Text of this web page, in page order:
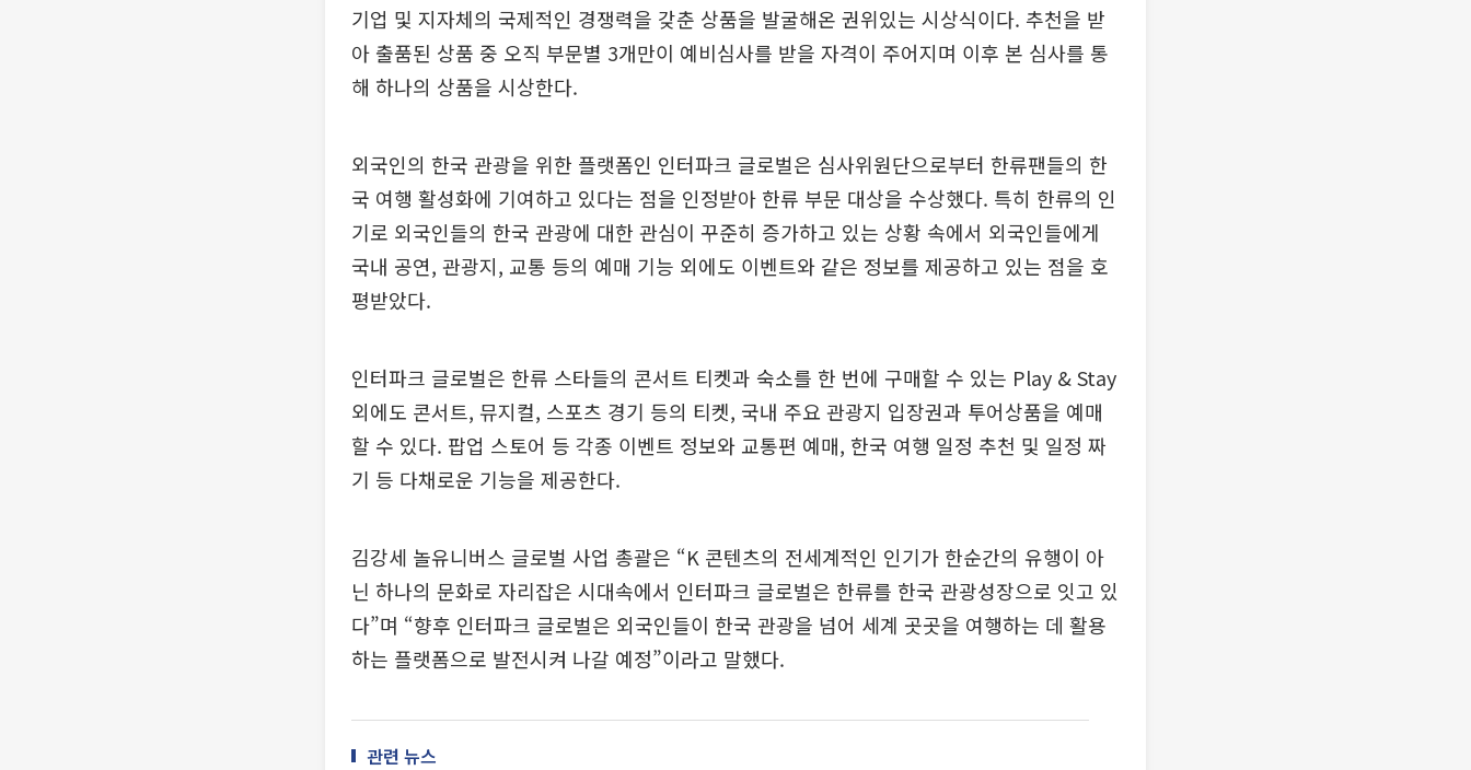
기업 및 지자체의 국제적인 경쟁력을 갖춘 상품을 발굴해온 권위있는 시상식이다. 추천을 받
아 출품된 상품 중 오직 부문별 3개만이 예비심사를 받을 자격이 주어지며 이후 본 심사를 통
해 하나의 상품을 시상한다.
외국인의 한국 관광을 위한 플랫폼인 인터파크 글로벌은 심사위원단으로부터 한류팬들의 한
국 여행 활성화에 기여하고 있다는 점을 인정받아 한류 부문 대상을 수상했다. 특히 한류의 인
기로 외국인들의 한국 관광에 대한 관심이 꾸준히 증가하고 있는 상황 속에서 외국인들에게
국내 공연, 관광지, 교통 등의 예매 기능 외에도 이벤트와 같은 정보를 제공하고 있는 점을 호
평받았다.
인터파크 글로벌은 한류 스타들의 콘서트 티켓과 숙소를 한 번에 구매할 수 있는 Play & Stay
외에도 콘서트, 뮤지컬, 스포츠 경기 등의 티켓, 국내 주요 관광지 입장권과 투어상품을 예매
할 수 있다. 팝업 스토어 등 각종 이벤트 정보와 교통편 예매, 한국 여행 일정 추천 및 일정 짜
기 등 다채로운 기능을 제공한다.
김강세 놀유니버스 글로벌 사업 총괄은 “K 콘텐츠의 전세계적인 인기가 한순간의 유행이 아
닌 하나의 문화로 자리잡은 시대속에서 인터파크 글로벌은 한류를 한국 관광성장으로 잇고 있
다”며 “향후 인터파크 글로벌은 외국인들이 한국 관광을 넘어 세계 곳곳을 여행하는 데 활용
하는 플랫폼으로 발전시켜 나갈 예정”이라고 말했다.
관련 뉴스